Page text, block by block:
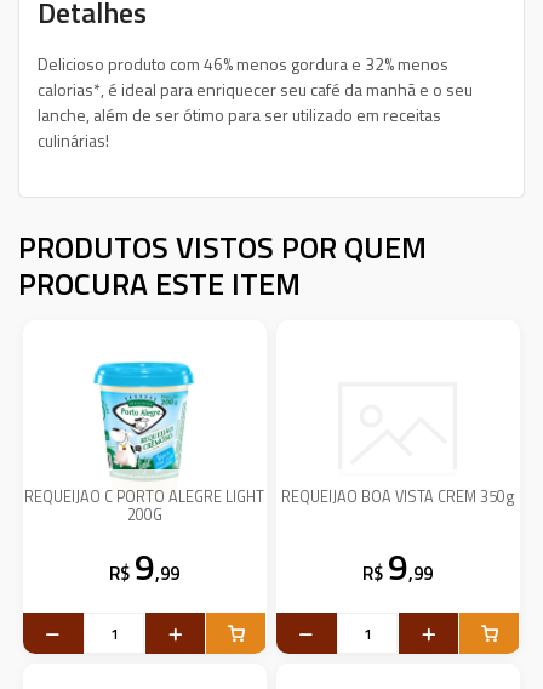
Detalhes
Delicioso produto com 46% menos gordura e 32% menos
calorias*, é ideal para enriquecer seu café da manhã e o seu
lanche, além de ser ótimo para ser utilizado em receitas
culinárias!
PRODUTOS VISTOS POR QUEM
PROCURA ESTE ITEM
REQUEIJAO C PORTO ALEGRE LIGHT
200G
R$ 9,99
REQUEIJAO BOA VISTA CREM 350g
R$ 9,99